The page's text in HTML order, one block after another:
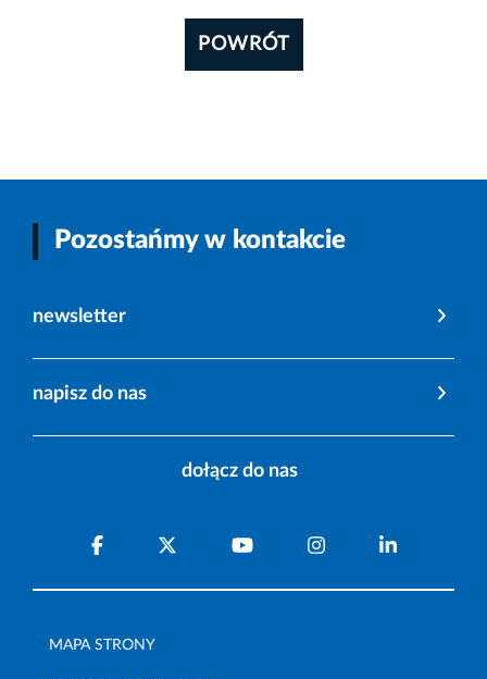
POWRÓT
Pozostańmy w kontakcie
newsletter
napisz do nas
dołącz do nas
MAPA STRONY